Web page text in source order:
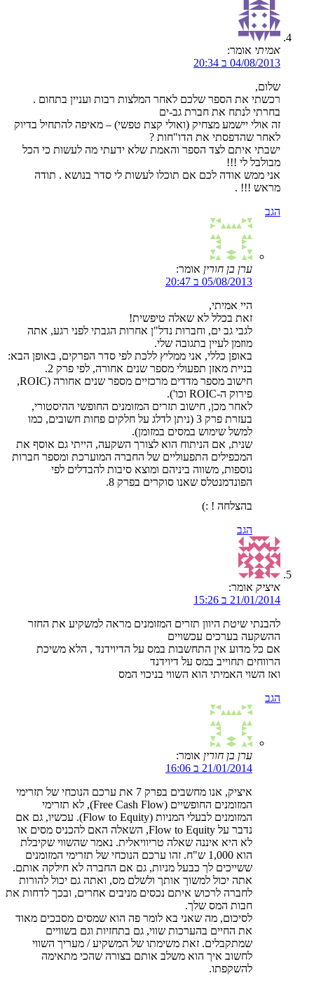
אמיתי אומר:
04/08/2013 ב 20:34
שלום,
רכשתי את הספר שלכם לאחר המלצות רבות ועניין בתחום .
בחרתי לנתח את חברת גב-ים
זה אולי יישמע מצחיק (ואולי קצת טפשי) – מאיפה להתחיל בדיוק
לאחר שהדפסתי את הדו"חות ?
ישבתי איתם לצד הספר והאמת שלא ידעתי מה לעשות כי הכל
מבולבל לי !!!
אני ממש אודה לכם אם תוכלו לעשות לי סדר בנושא . תודה
מראש !!! .
הגב
ערן בן חורין אומר:
05/08/2013 ב 20:47
היי אמיתי,
זאת בכלל לא שאלה טיפשית!
לגבי גב ים, וחברות נדל"ן אחרות הגבתי לפני רגע, אתה
מוזמן לעיין בתגובה שלי.
באופן כללי, אני ממליץ ללכת לפי סדר הפרקים, באופן הבא:
בניית מאזן תפעולי מספר שנים אחורה, לפי פרק 2.
חישוב מספר מדדים מרכזיים מספר שנים אחורה (ROIC,
פירוק ה-ROIC וכו').
לאחר מכן, חישוב תזרים המזומנים החופשי ההיסטורי,
בעזרת פרק 3 (ניתן לדלג על חלקים פחות חשובים, כמו
למשל שימוש במסים במזומן).
שנית, אם הניתוח הוא לצורך השקעה, הייתי גם אוסף את
המכפילים התפעוליים של החברה המוערכת ומספר חברות
נוספות, משווה ביניהם ומוצא סיבות להבדלים לפי
הפונדמנטלס שאנו סוקרים בפרק 8.
בהצלחה ! :)
הגב
איציק אומר:
21/01/2014 ב 15:26
להבנתי שיטת היוון תזרים המזומנים מראה למשקיע את החזר
ההשקעה בערכים עכשויים
אם כל מדוע אין התחשבות במס על הדיוידנד , הלא משיכת
הרווחים תחוייב במס על דיוידנד
ואז השוי האמיתי הוא השווי בניכוי המס
הגב
ערן בן חורין אומר:
21/01/2014 ב 16:06
איציק, אנו מחשבים בפרק 7 את ערכם הנוכחי של תזרימי
המזומנים החופשיים (Free Cash Flow), לא תזרימי
המזומנים לבעלי המניות (Flow to Equity). עכשיו, גם אם
נדבר על Flow to Equity, השאלה האם להכניס מסים או
לא היא איננה שאלה טריוויאלית. נאמר שהשווי שקיבלת
הוא 1,000 ש"ח. זהו ערכם הנוכחי של תזרימי המזומנים
ששייכים לך כבעל מניות, גם אם החברה לא חילקה אותם.
אתה יכול למשוך אותך ולשלם מס, ואתה גם יכול להורות
לחברה לרכוש איתם נכסים מניבים אחרים, ובכך לדחות את
חבות המס שלך.
לסיכום, מה שאני בא לומר פה הוא שמסים מסבכים מאוד
את החיים בהערכות שווי, גם בתחזיות וגם בשוויים
שמתקבלים. זאת משימתו של המשקיע / מעריך השווי
לחשוב איך הוא משלב אותם בצורה שהכי מתאימה
להשקפתו.